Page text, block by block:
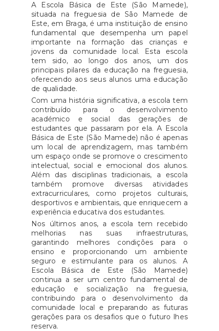
A Escola Básica de Este (São Mamede),
situada na freguesia de São Mamede de
Este, em Braga, é uma instituição de ensino
fundamental que desempenha um papel
importante na formação das crianças e
jovens da comunidade local. Esta escola
tem sido, ao longo dos anos, um dos
principais pilares da educação na freguesia,
oferecendo aos seus alunos uma educação
de qualidade.
Com uma história significativa, a escola tem
contribuído para o desenvolvimento
académico e social das gerações de
estudantes que passaram por ela. A Escola
Básica de Este (São Mamede) não é apenas
um local de aprendizagem, mas também
um espaço onde se promove o crescimento
intelectual, social e emocional dos alunos.
Além das disciplinas tradicionais, a escola
também promove diversas atividades
extracurriculares, como projetos culturais,
desportivos e ambientais, que enriquecem a
experiência educativa dos estudantes.
Nos últimos anos, a escola tem recebido
melhorias nas suas infraestruturas,
garantindo melhores condições para o
ensino e proporcionando um ambiente
seguro e estimulante para os alunos. A
Escola Básica de Este (São Mamede)
continua a ser um centro fundamental de
educação e socialização na freguesia,
contribuindo para o desenvolvimento da
comunidade local e preparando as futuras
gerações para os desafios que o futuro lhes
reserva.